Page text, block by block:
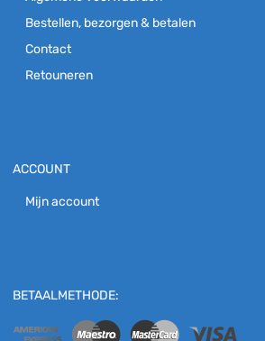
Bestellen, bezorgen & betalen
Contact
Retouneren
ACCOUNT
Mijn account
BETAALMETHODE: